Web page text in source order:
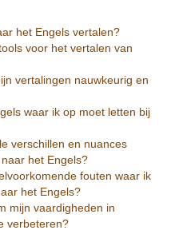
het Engels vertalen?
voor het vertalen van
vertalingen nauwkeurig en
waar ik op moet letten bij
verschillen en nuances
het Engels?
fouten waar ik
het Engels?
mijn vaardigheden in
verbeteren?